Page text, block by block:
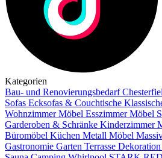
Kategorien
Bau- und Renovierungsbedarf
Sofas Ecksofas & Couchtische
Wohnzimmer Möbel Esszimmer Möbel
Garderoben & Schränke Kinderzimmer
Büromöbel Küchen Metall Möbel
Gastronomie Garten Terrasse Dekoration